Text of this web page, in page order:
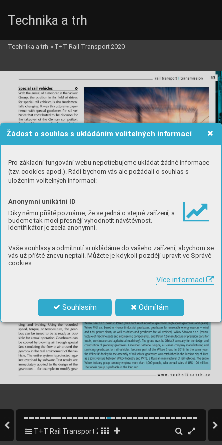
Žádost o souhlas s ukládáním volitelných informací
Pro základní fungování webu nepotřebujeme ukládat žádné informace
(tzv. cookies apod.). Rádi bychom vás ale požádali o souhlas s
uložením volitelných informací:
Anonymní unikátní ID
Díky němu příště poznáme, že se jedná o stejné zařízení, a
budeme tak moci přesněji vyhodnotit návštěvnost.
Identifikátor je zcela anonymní.
Vaše souhlasy a odmítnutí si ukládáme do vašeho zařízení, abychom se
vás už příště znovu neptali. Můžete je kdykoli později upravit ve Správě
cookies
Více informací
Souhlasím Odmítám
Technika a trh
Technika a trh » T+T Rail Transport 2020
T+T Rail Transport 2020 15